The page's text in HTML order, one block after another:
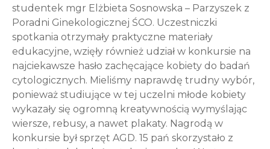
studentek mgr Elżbieta Sosnowska – Parzyszek z
Poradni Ginekologicznej ŚCO. Uczestniczki
spotkania otrzymały praktyczne materiały
edukacyjne, wzięły również udział w konkursie na
najciekawsze hasło zachęcające kobiety do badań
cytologicznych. Mieliśmy naprawdę trudny wybór,
ponieważ studiujące w tej uczelni młode kobiety
wykazały się ogromną kreatywnością wymyślając
wiersze, rebusy, a nawet plakaty. Nagrodą w
konkursie był sprzęt AGD. 15 pań skorzystało z